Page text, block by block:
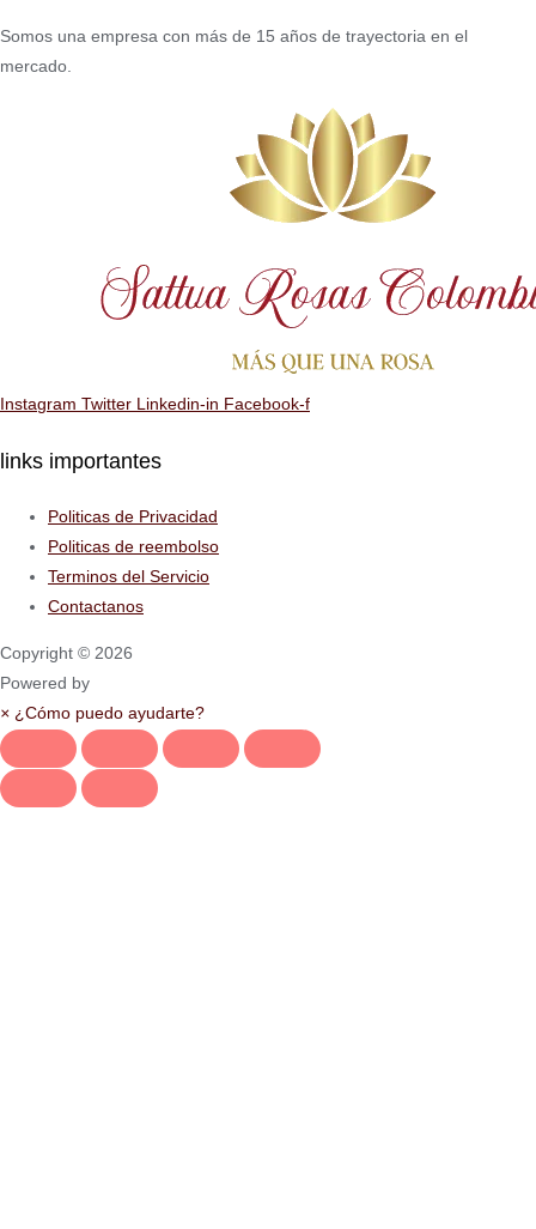
Somos una empresa con más de 15 años de trayectoria en el
mercado.
Instagram Twitter Linkedin-in Facebook-f
links importantes
Politicas de Privacidad
Politicas de reembolso
Terminos del Servicio
Contactanos
Copyright © 2026
Powered by
× ¿Cómo puedo ayudarte?